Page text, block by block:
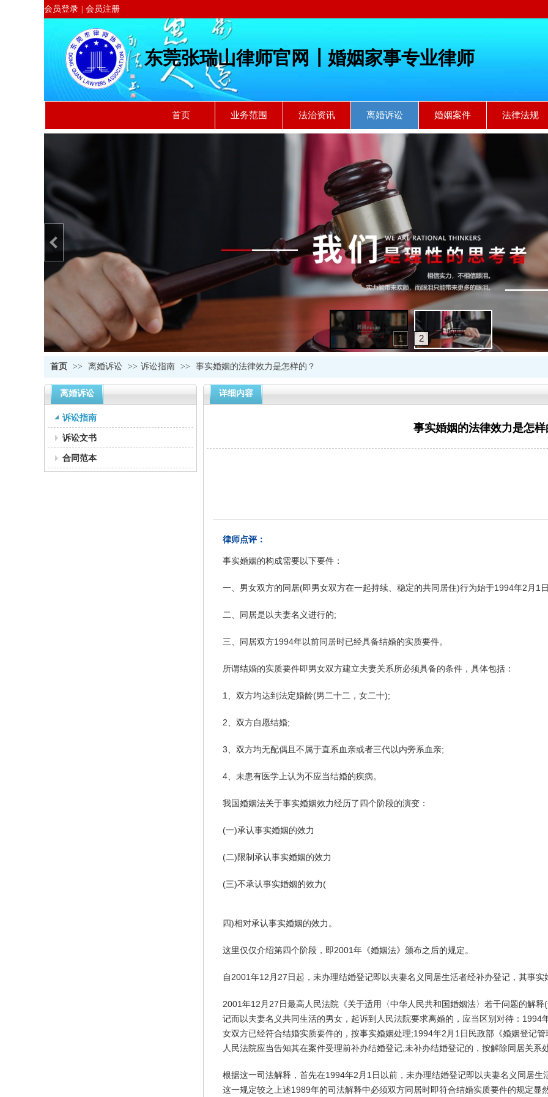
东莞张瑞山律师官网┃婚姻家事专业律师
首页 业务范围 法治资讯 离婚诉讼 婚姻案件 法律法规
会员登录 会员注册
1 2
首页 >> 离婚诉讼 >> 诉讼指南 >> 事实婚姻的法律效力是怎样的？
离婚诉讼
诉讼指南
诉讼文书
合同范本
详细内容
事实婚姻的法律效力是怎样
律师点评：
事实婚姻的构成需要以下要件：
一、男女双方的同居(即男女双方在一起持续、稳定的共同居住)行为始于1994年2月1
二、同居是以夫妻名义进行的;
三、同居双方1994年以前同居时已经具备结婚的实质要件。
所谓结婚的实质要件即男女双方建立夫妻关系所必须具备的条件，具体包括：
1、双方均达到法定婚龄(男二十二，女二十);
2、双方自愿结婚;
3、双方均无配偶且不属于直系血亲或者三代以内旁系血亲;
4、未患有医学上认为不应当结婚的疾病。
我国婚姻法关于事实婚姻效力经历了四个阶段的演变：
(一)承认事实婚姻的效力
(二)限制承认事实婚姻的效力
(三)不承认事实婚姻的效力(
四)相对承认事实婚姻的效力。
这里仅仅介绍第四个阶段，即2001年《婚姻法》颁布之后的规定。
自2001年12月27日起，未办理结婚登记即以夫妻名义同居生活者经补办登记，其事
2001年12月27日最高人民法院《关于适用〈中华人民共和国婚姻法〉若干问题的解
记而以夫妻名义共同生活的男女，起诉到人民法院要求离婚的，应当区别对待：
女双方已经符合结婚实质要件的，按事实婚姻处理;1994年2月1日民政部《婚姻登记
人民法院应当告知其在案件受理前补办结婚登记;未补办结婚登记的，按解除同居关系
根据这一司法解释，首先在1994年2月1日以前，未办理结婚登记即以夫妻名义同居
这一规定较之上述1989年的司法解释中必须双方同居时即符合结婚实质要件的规定